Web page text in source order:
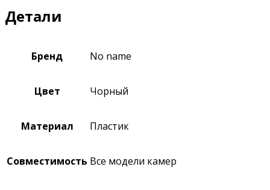
Детали
Бренд No name
Цвет Чорный
Материал Пластик
Совместимость Все модели камер